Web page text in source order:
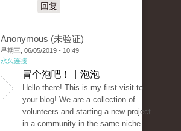
回复
Anonymous (未验证)
星期三, 06/05/2019 - 10:49
永久连接
冒个泡吧！ | 泡泡
Hello there! This is my first visit to
your blog! We are a collection of
volunteers and starting a new project
in a community in the same niche.